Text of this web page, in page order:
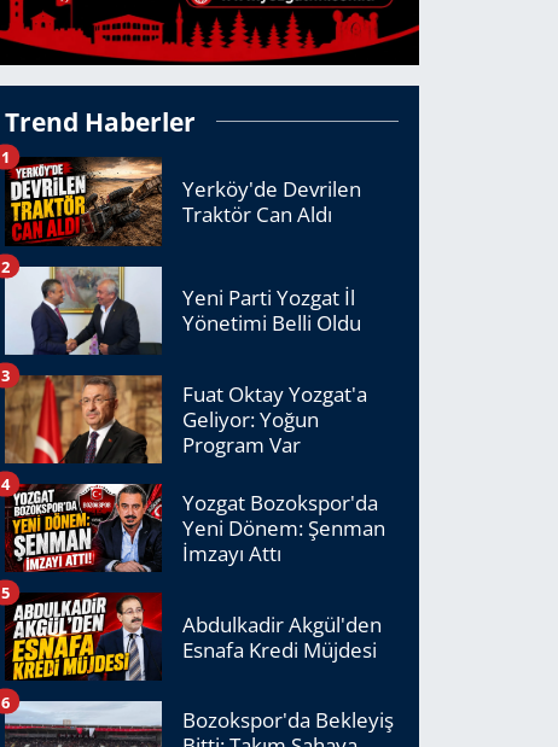
Trend Haberler
Yerköy'de Devrilen
Traktör Can Aldı
1
Yeni Parti Yozgat İl
Yönetimi Belli Oldu
2
Fuat Oktay Yozgat'a
Geliyor: Yoğun
Program Var
3
Yozgat Bozokspor'da
Yeni Dönem: Şenman
İmzayı Attı
4
Abdulkadir Akgül'den
Esnafa Kredi Müjdesi
5
Bozokspor'da Bekleyiş
6